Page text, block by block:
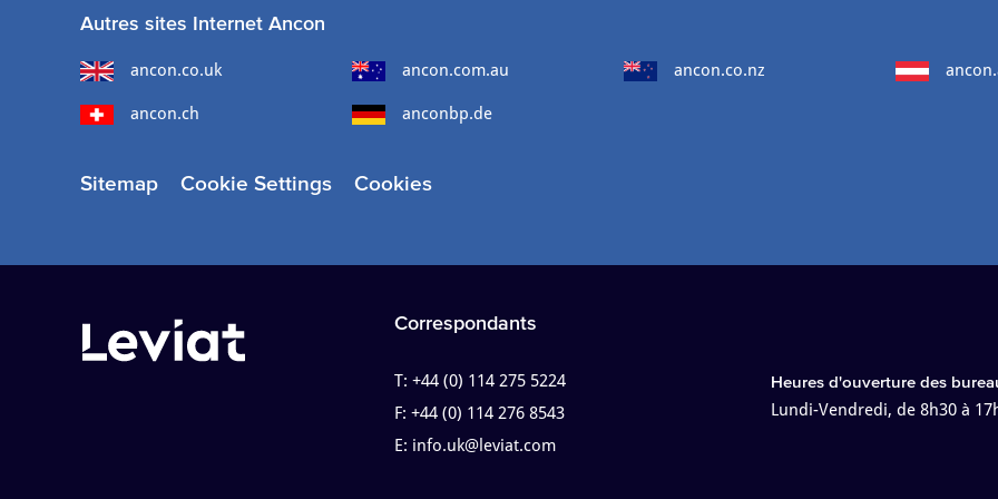
Autres sites Internet Ancon
ancon.co.uk ancon.com.au ancon.co.nz
ancon.ch anconbp.de
Sitemap Cookie Settings Cookies
Correspondants
T:+44 (0) 114 275 5224
F:+44 (0) 114 276 8543
E: info.uk@leviat.com
Heures d'ouverture des
Lundi-Vendredi, de 8h30 à